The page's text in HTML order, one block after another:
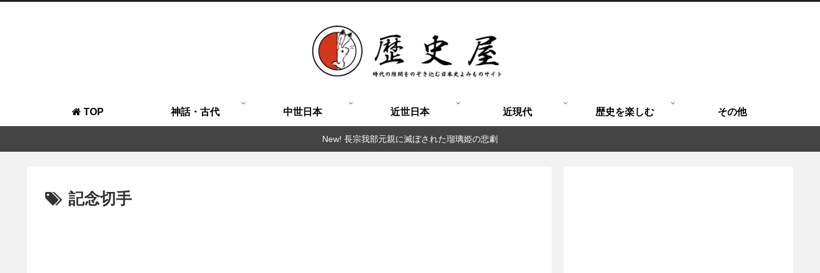
TOP 神話・古代 中世日本 近世日本 近現代 歴史を楽しむ その他
New! 長宗我部元親に滅ぼされた瑠璃姫の悲劇
記念切手